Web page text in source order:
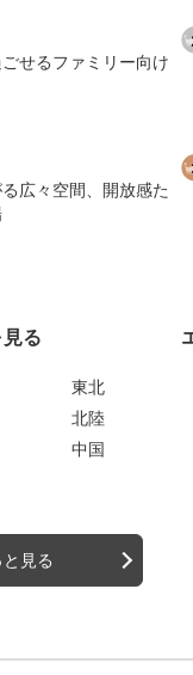
せるファミリー向け
広々空間、開放感た
る
東北
北陸
中国
見る